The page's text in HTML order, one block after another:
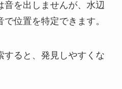
音を出しませんが、水辺
位置を特定できます。
すると、発見しやすくな